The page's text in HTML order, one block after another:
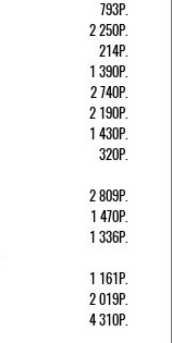
793Р.
2 250Р.
214Р.
1 390Р.
2 740Р.
2 190Р.
1 430Р.
320Р.
2 809Р.
1 470Р.
1 336Р.
1 161Р.
2 019Р.
4 310Р.